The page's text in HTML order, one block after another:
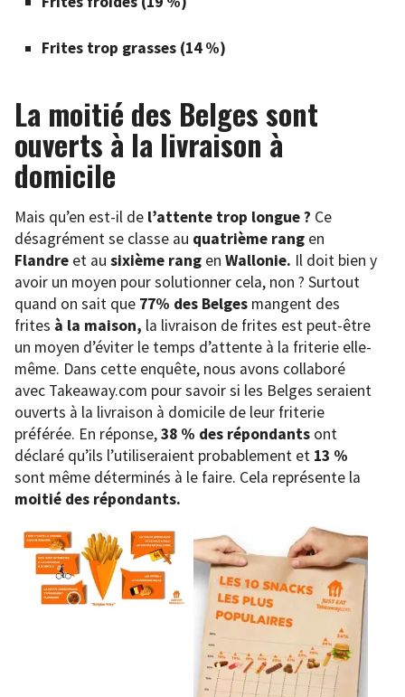
Frites trop grasses (14 %)
La moitié des Belges sont
ouverts à la livraison à
domicile
Mais qu’en est-il de l’attente trop longue ? Ce
désagrément se classe au quatrième rang en
Flandre et au sixième rang en Wallonie. Il doit bien y
avoir un moyen pour solutionner cela, non ? Surtout
quand on sait que 77% des Belges mangent des
frites à la maison, la livraison de frites est peut-être
un moyen d’éviter le temps d’attente à la friterie elle-
même. Dans cette enquête, nous avons collaboré
avec Takeaway.com pour savoir si les Belges seraient
ouverts à la livraison à domicile de leur friterie
préférée. En réponse,38 % des répondants ont
déclaré qu’ils l’utiliseraient probablement et 13 %
sont même déterminés à le faire. Cela représente la
moitié des répondants.